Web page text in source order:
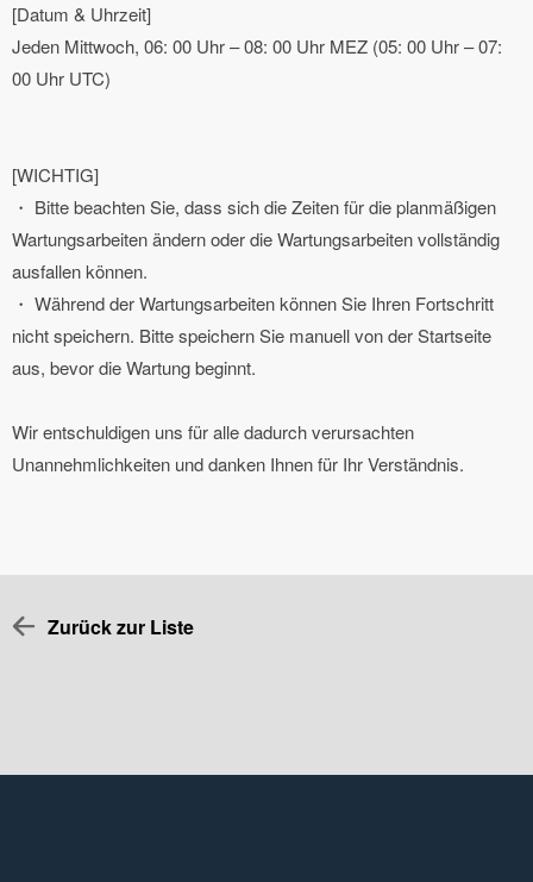
[Datum & Uhrzeit]
Jeden Mittwoch, 06: 00 Uhr – 08: 00 Uhr MEZ (05: 00 Uhr – 07:
00 Uhr UTC)
[WICHTIG]
・ Bitte beachten Sie, dass sich die Zeiten für die planmäßigen
Wartungsarbeiten ändern oder die Wartungsarbeiten vollständig
ausfallen können.
・ Während der Wartungsarbeiten können Sie Ihren Fortschritt
nicht speichern. Bitte speichern Sie manuell von der Startseite
aus, bevor die Wartung beginnt.
Wir entschuldigen uns für alle dadurch verursachten
Unannehmlichkeiten und danken Ihnen für Ihr Verständnis.
Zurück zur Liste